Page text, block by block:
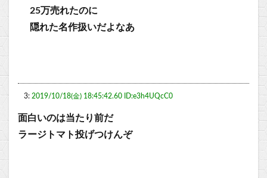
25万売れたのに
隠れた名作扱いだよなあ
3: 2019/10/18(金) 18:45:42.60 ID:e3h4UQcC0
面白いのは当たり前だ
ラージトマト投げつけんぞ